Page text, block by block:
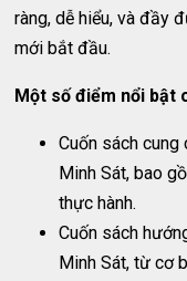
ràng, dễ hiểu, và đầy
mới bắt đầu.
Một số điểm nổi bật
Cuốn sách cung
Minh Sát, bao
thực hành.
Cuốn sách
Minh Sát, từ cơ